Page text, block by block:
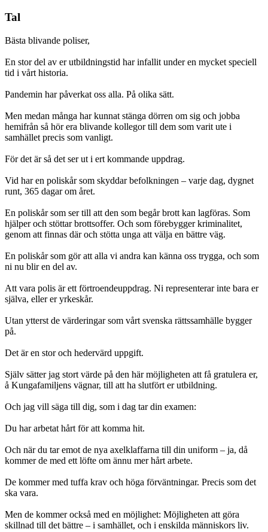
Tal
Bästa blivande poliser,
En stor del av er utbildningstid har infallit under en mycket speciell
tid i vårt historia.
Pandemin har påverkat oss alla. På olika sätt.
Men medan många har kunnat stänga dörren om sig och jobba
hemifrån så hör era blivande kollegor till dem som varit ute i
samhället precis som vanligt.
För det är så det ser ut i ert kommande uppdrag.
Vid har en poliskår som skyddar befolkningen – varje dag, dygnet
runt, 365 dagar om året.
En poliskår som ser till att den som begår brott kan lagföras. Som
hjälper och stöttar brottsoffer. Och som förebygger kriminalitet,
genom att finnas där och stötta unga att välja en bättre väg.
En poliskår som gör att alla vi andra kan känna oss trygga, och som
ni nu blir en del av.
Att vara polis är ett förtroendeuppdrag. Ni representerar inte bara er
själva, eller er yrkeskår.
Utan ytterst de värderingar som vårt svenska rättssamhälle bygger
på.
Det är en stor och hedervärd uppgift.
Själv sätter jag stort värde på den här möjligheten att få gratulera er,
å Kungafamiljens vägnar, till att ha slutfört er utbildning.
Och jag vill säga till dig, som i dag tar din examen:
Du har arbetat hårt för att komma hit.
Och när du tar emot de nya axelklaffarna till din uniform – ja, då
kommer de med ett löfte om ännu mer hårt arbete.
De kommer med tuffa krav och höga förväntningar. Precis som det
ska vara.
Men de kommer också med en möjlighet: Möjligheten att göra
skillnad till det bättre – i samhället, och i enskilda människors liv.